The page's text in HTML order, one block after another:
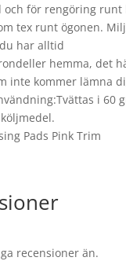
och för rengöring runt
tex runt ögonen.
har alltid
hemma, det
inte kommer lämna
i 60
Pads Pink Trim
recensioner än.